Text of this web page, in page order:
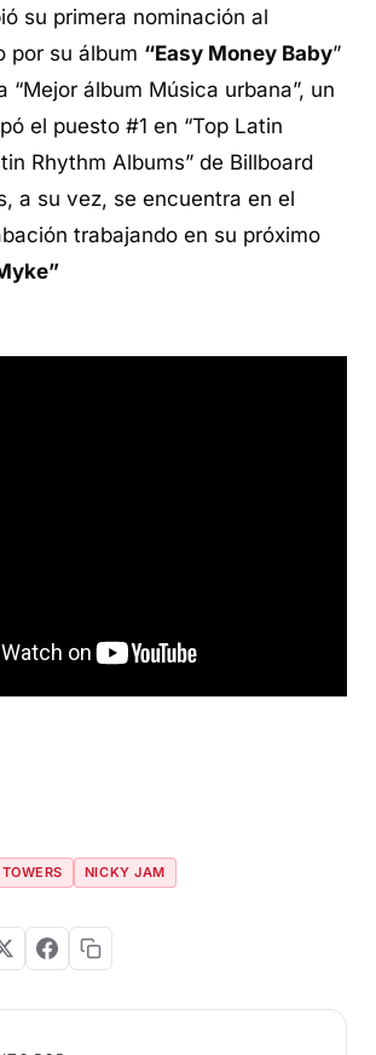
su primera nominación al
por su álbum “Easy Money Baby”
“Mejor álbum Música urbana”, un
el puesto #1 en “Top Latin
Rhythm Albums” de Billboard
a su vez, se encuentra en el
trabajando en su próximo
NICKY JAM